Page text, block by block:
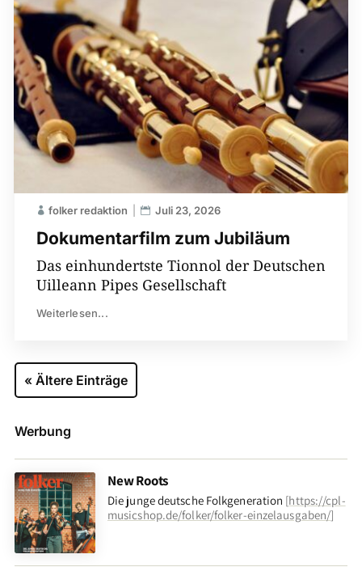
Dokumentarfilm zum Jubiläum
folker redaktion Juli 23, 2026
Das einhundertste Tionnol der Deutschen
Uilleann Pipes Gesellschaft
Weiterlesen...
« Ältere Einträge
Werbung
New Roots
Die junge deutsche Folkgeneration [https://cpl-
musicshop.de/folker/folker-einzelausgaben/]